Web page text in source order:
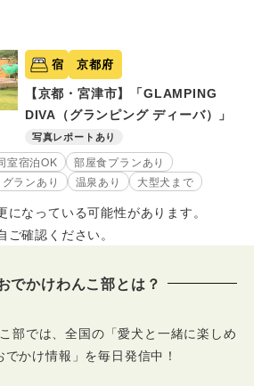
宿 京都府
【京都・宮津市】「GLAMPING
DIVA（グランピング ディーバ）」
写真レポートあり
室宿泊OK
部屋食プランあり
ランあり
温泉あり 大型犬まで
になっている可能性があります。
確認ください。
でかけわんこ部とは？
部では、全国の「愛犬と一緒に楽しめ
でかけ情報」を毎日発信中！